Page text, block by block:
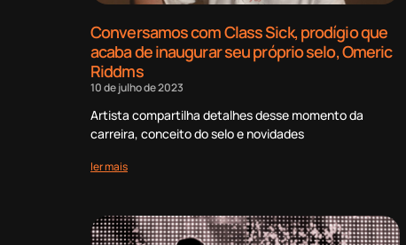
Conversamos com Class Sick, prodígio que
acaba de inaugurar seu próprio selo, Omeric
Riddms
10 de julho de 2023
Artista compartilha detalhes desse momento da
carreira, conceito do selo e novidades
ler mais